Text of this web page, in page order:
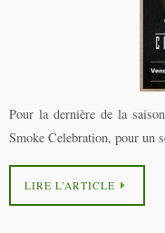
Pour la dernière de la
Smoke Celebration, pour un
LIRE L’ARTICLE